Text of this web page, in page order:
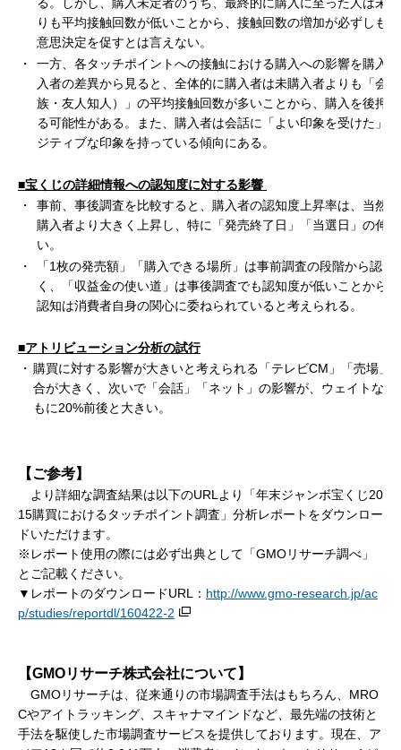
る。しかし、購入未定者のうち、最終的に購入に至った人は未
りも平均接触回数が低いことから、接触回数の増加が必ずしも
意思決定を促すとは言えない。
・
一方、各タッチポイントへの接触における購入への影響を購入
入者の差異から見ると、全体的に購入者は未購入者よりも「会
族・友人知人）」の平均接触回数が多いことから、購入を後押
る可能性がある。また、購入者は会話に「よい印象を受けた」
ジティブな印象を持っている傾向にある。
■宝くじの詳細情報への認知度に対する影響
・
事前、事後調査を比較すると、購入者の認知度上昇率は、当然
購入者より大きく上昇し、特に「発売終了日」「当選日」の伸
い。
・
「1枚の発売額」「購入できる場所」は事前調査の段階から認知
く、「収益金の使い道」は事後調査でも認知度が低いことから
認知は消費者自身の関心に委ねられていると考えられる。
■アトリビューション分析の試行
・ 購買に対する影響が大きいと考えられる「テレビCM」「売場」
合が大きく、次いで「会話」「ネット」の影響が、ウェイトなし
もに20%前後と大きい。
【ご参考】
より詳細な調査結果は以下のURLより「年末ジャンボ宝くじ20
15購買におけるタッチポイント調査」分析レポートをダウンロー
ドいただけます。
※レポート使用の際には必ず出典として「GMOリサーチ調べ」
とご記載ください。
▼レポートのダウンロードURL： http://www.gmo-research.jp/ac
p/studies/reportdl/160422-2
【GMOリサーチ株式会社について】
GMOリサーチは、従来通りの市場調査手法はもちろん、MRO
Cやアイトラッキング、スキャナマインドなど、最先端の技術と
手法を駆使した市場調査サービスを提供しております。現在、ア